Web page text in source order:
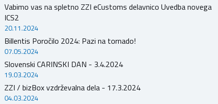
Vabimo vas na spletno ZZI eCustoms delavnico Uvedba novega
ICS2
20.11.2024
Billentis Poročilo 2024: Pazi na tornado!
07.05.2024
Slovenski CARINSKI DAN - 3.4.2024
19.03.2024
ZZI / bizBox vzdrževalna dela - 17.3.2024
04.03.2024